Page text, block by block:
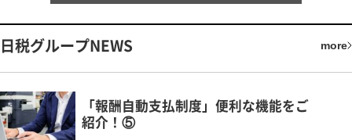
日税グループNEWS more
「報酬自動支払制度」便利な機能をご
紹介！⑤